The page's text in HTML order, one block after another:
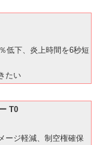
低下、炎上時間を6秒短
たい
T0
ージ軽減、制空権確保